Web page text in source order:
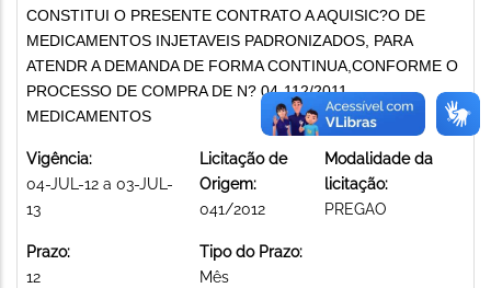
CONSTITUI O PRESENTE CONTRATO A AQUISIC?O DE
MEDICAMENTOS INJETAVEIS PADRONIZADOS, PARA
ATENDR A DEMANDA DE FORMA CONTINUA,CONFORME O
PROCESSO DE COMPRA DE N? 04-112/2011
MEDICAMENTOS
Vigência:
04-JUL-12 a 03-JUL-
13
Licitação de
Origem:
041/2012
Modalidade da
licitação:
PREGAO
Prazo:
12
Tipo do Prazo:
Mês